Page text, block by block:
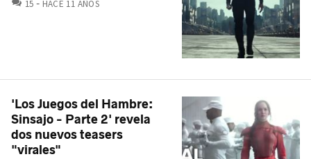
15 HACE 11 AÑOS
'Los Juegos del Hambre:
Sinsajo - Parte 2' revela
dos nuevos teasers
"virales"